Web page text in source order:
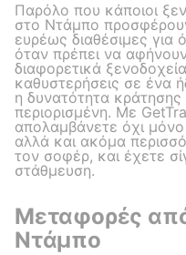
Παρόλο που κάποιοι
στο Ντάμπο
ευρέως διαθέσιμες για
όταν πρέπει να
διαφορετικά
καθυστερήσεις σε ένα
η δυνατότητα
περιορισμένη. Με
απολαμβάνετε όχι
αλλά και ακόμα
τον σοφέρ, και έχετε
στάθμευση.
Μεταφορές
Ντάμπο